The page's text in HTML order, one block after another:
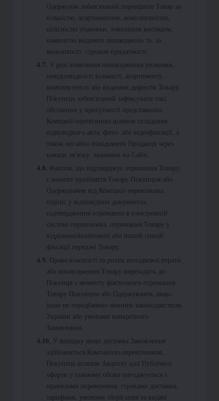
Одержувач зобов'язаний перевірити Товар за
кількістю, асортиментом, комплектністю,
цілісністю упаковки, зовнішнім виглядом,
наявністю видимих пошкоджень та, за
можливості, строком придатності.
У разі виявлення пошкодження упаковки,
невідповідності кількості, асортименту,
комплектності або видимих дефектів Товару
Покупець зобов'язаний зафіксувати такі
обставини у присутності представника
Компанії-перевізника шляхом складання
відповідного акта, фото- або відеофіксації, а
також негайно повідомити Продавця через
канали зв'язку, зазначені на Сайті.
Фактом, що підтверджує отримання Товару,
є момент прийняття Товару Покупцем або
Одержувачем від Компанії-перевізника,
підпис у відповідних документах,
підтвердження отримання в електронній
системі перевізника, отримання Товару у
відділенні/поштоматі або інший спосіб
фіксації передачі Товару.
Право власності та ризик випадкової втрати
або пошкодження Товару переходить до
Покупця з моменту фактичного отримання
Товару Покупцем або Одержувачем, якщо
інше не передбачено чинним законодавством
України або умовами конкретного
Замовлення.
У випадку якщо доставка Замовлення
здійснюється Компанією-перевізником,
Покупець шляхом Акцепту цієї Публічної
оферти у повному обсязі погоджується з
правилами перевезення, строками доставки,
тарифами, умовами зберігання та видачі